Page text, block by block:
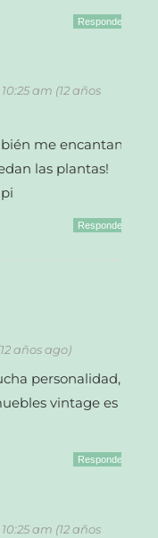
Responder
am (12 años
me encantan
las plantas!
Responder
años ago)
personalidad,
vintage es
Responder
am (12 años